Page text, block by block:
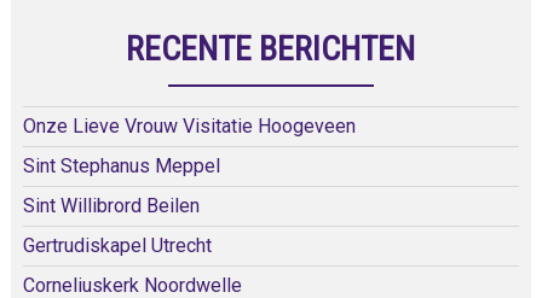
RECENTE BERICHTEN
Onze Lieve Vrouw Visitatie Hoogeveen
Sint Stephanus Meppel
Sint Willibrord Beilen
Gertrudiskapel Utrecht
Corneliuskerk Noordwelle